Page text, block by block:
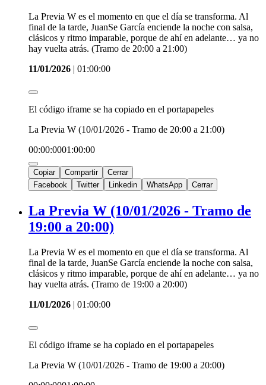
La Previa W es el momento en que el día se transforma. Al
final de la tarde, JuanSe García enciende la noche con salsa,
clásicos y ritmo imparable, porque de ahí en adelante… ya no
hay vuelta atrás. (Tramo de 20:00 a 21:00)
11/01/2026 | 01:00:00
El código iframe se ha copiado en el portapapeles
La Previa W (10/01/2026 - Tramo de 20:00 a 21:00)
00:00:0001:00:00
Copiar Compartir
Cerrar
Facebook
Twitter Linkedin WhatsApp Cerrar
La Previa W (10/01/2026 - Tramo de
19:00 a 20:00)
La Previa W es el momento en que el día se transforma. Al
final de la tarde, JuanSe García enciende la noche con salsa,
clásicos y ritmo imparable, porque de ahí en adelante… ya no
hay vuelta atrás. (Tramo de 19:00 a 20:00)
11/01/2026 | 01:00:00
El código iframe se ha copiado en el portapapeles
La Previa W (10/01/2026 - Tramo de 19:00 a 20:00)